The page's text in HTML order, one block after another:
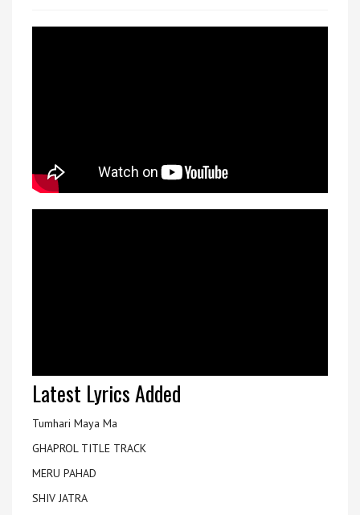
Latest Lyrics Added
Tumhari Maya Ma
GHAPROL TITLE TRACK
MERU PAHAD
SHIV JATRA